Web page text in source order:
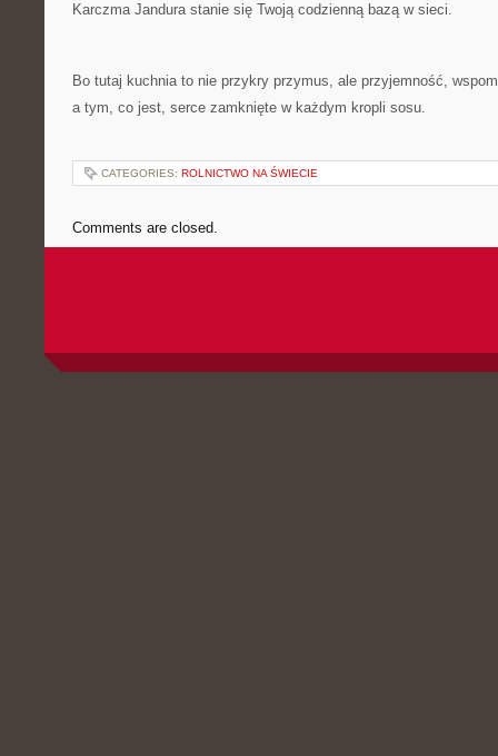
Karczma Jandura stanie się Twoją codzienną bazą w sieci.
Bo tutaj kuchnia to nie przykry przymus, ale przyjemność,
a tym, co jest, serce zamknięte w każdym kropli sosu.
CATEGORIES: ROLNICTWO NA ŚWIECIE
Comments are closed.